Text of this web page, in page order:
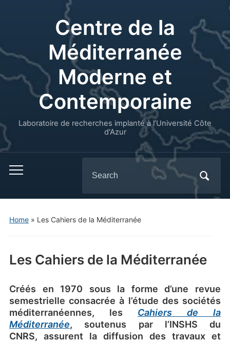
Centre de la
Méditerranée
Moderne et
Contemporaine
Laboratoire de recherches implanté à l’Université Côte
d'Azur
for:
Home» Les Cahiers de la Méditerranée
Les Cahiers de la Méditerranée
Créés en 1970 sous la forme d’une revue
semestrielle consacrée à l’étude des sociétés
méditerranéennes, les Cahiers de la
Méditerranée, soutenus par l’INSHS du
CNRS, assurent la diffusion des travaux et